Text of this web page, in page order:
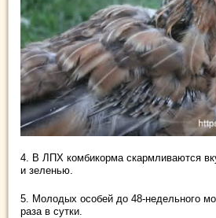
4. В ЛПХ комбикорма скармливаются
и зеленью.
5. Молодых особей до 48-недельного
раза в сутки.